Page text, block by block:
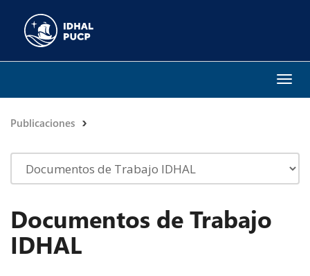
Publicaciones
Documentos de Trabajo
IDHAL